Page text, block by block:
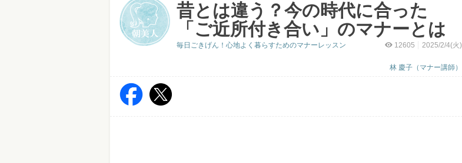
昔とは違う？今の時代に合った
「ご近所付き合い」のマナーとは
12605 2025/2/4(火)
林 慶子（マナー講師）
毎日ごきげん！心地よく暮らすためのマナーレッスン